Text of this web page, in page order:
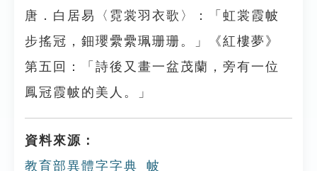
唐．白居易〈霓裳羽衣歌〉：「虹裳霞帔
步搖冠，鈿瓔纍纍珮珊珊。」《紅樓夢》
第五回：「詩後又畫一盆茂蘭，旁有一位
鳳冠霞帔的美人。」
資料來源：
教育部異體字字典_帔